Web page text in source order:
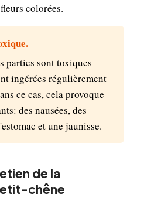
colorées.
parties sont toxiques
ingérées régulièrement
ce cas, cela provoque
des nausées, des
et une jaunisse.
de la
chêne